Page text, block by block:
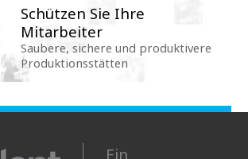
Schützen Sie Ihre
Mitarbeiter
Saubere, sichere und produktivere
Produktionsstätten